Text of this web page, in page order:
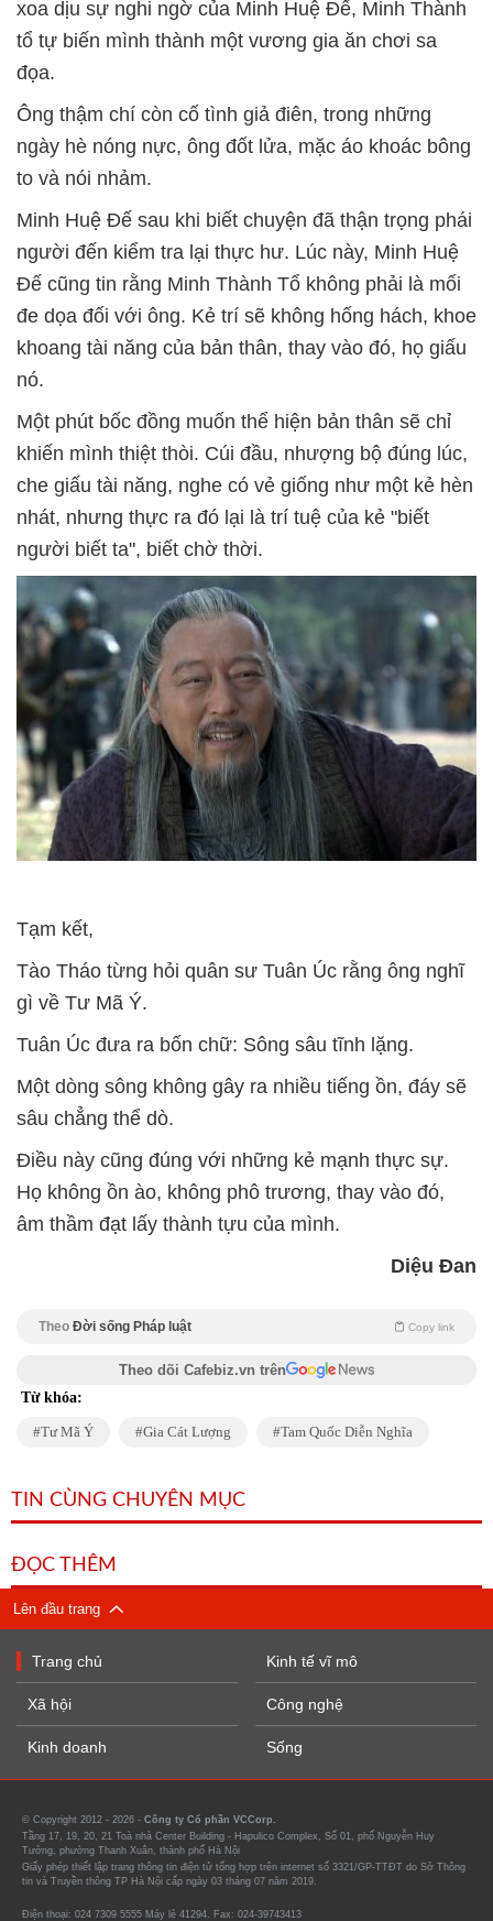
xoa dịu sự nghi ngờ của Minh Huệ Đế, Minh Thành
tổ tự biến mình thành một vương gia ăn chơi sa
đọa.
Ông thậm chí còn cố tình giả điên, trong những
ngày hè nóng nực, ông đốt lửa, mặc áo khoác bông
to và nói nhảm.
Minh Huệ Đế sau khi biết chuyện đã thận trọng phái
người đến kiểm tra lại thực hư. Lúc này, Minh Huệ
Đế cũng tin rằng Minh Thành Tổ không phải là mối
đe dọa đối với ông. Kẻ trí sẽ không hống hách, khoe
khoang tài năng của bản thân, thay vào đó, họ giấu
nó.
Một phút bốc đồng muốn thể hiện bản thân sẽ chỉ
khiến mình thiệt thòi. Cúi đầu, nhượng bộ đúng lúc,
che giấu tài năng, nghe có vẻ giống như một kẻ hèn
nhát, nhưng thực ra đó lại là trí tuệ của kẻ "biết
người biết ta", biết chờ thời.
Tạm kết,
Tào Tháo từng hỏi quân sư Tuân Úc rằng ông nghĩ
gì về Tư Mã Ý.
Tuân Úc đưa ra bốn chữ: Sông sâu tĩnh lặng.
Một dòng sông không gây ra nhiều tiếng ồn, đáy sẽ
sâu chẳng thể dò.
Điều này cũng đúng với những kẻ mạnh thực sự.
Họ không ồn ào, không phô trương, thay vào đó,
âm thầm đạt lấy thành tựu của mình.
Diệu Đan
Theo Đời sống Pháp luật Copy link
Theo dõi Cafebiz.vn trên
Từ khóa:
Tư Mã Ý Gia Cát Lượng Tam Quốc Diễn Nghĩa
TIN CÙNG CHUYÊN MỤC
ĐỌC THÊM
Lên đầu trang
Trang chủ
Xã hội
Kinh doanh
Kinh tế vĩ mô
Công nghệ
Sống
© Copyright 2012 - 2026 - Công ty Cổ phần VCCorp.
Tầng 17, 19, 20, 21 Toà nhà Center Building - Hapulico Complex, Số 01, phố Nguyễn Huy
Tưởng, phường Thanh Xuân, thành phố Hà Nội
Giấy phép thiết lập trang thông tin điện tử tổng hợp trên internet số 3321/GP-TTĐT do Sở Thông
tin và Truyền thông TP Hà Nội cấp ngày 03 tháng 07 năm 2019.
Điện thoại: 024 7309 5555 Máy lẻ 41294. Fax: 024-39743413